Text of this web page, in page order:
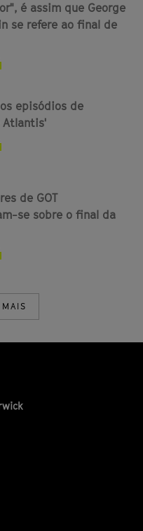
é assim que George
se refere ao final de
episódios de
Atlantis'
de GOT
se sobre o final da
MAIS